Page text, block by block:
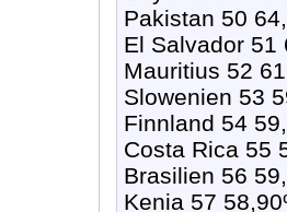
Pakistan 50
El Salvador 51
Mauritius 52
Slowenien 53
Finnland 54
Costa Rica 55
Brasilien 56
Kenia 57